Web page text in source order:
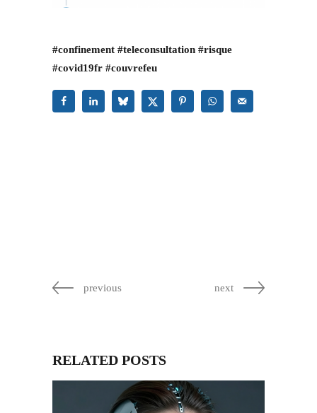
#confinement #teleconsultation #risque
#covid19fr #couvrefeu
previous next
RELATED POSTS